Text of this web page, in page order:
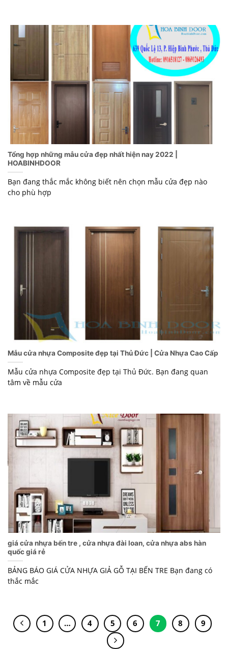
Tổng hợp những mẫu cửa đẹp nhất hiện nay 2022 |
HOABINHDOOR
Bạn đang thắc mắc không biết nên chọn mẫu cửa đẹp nào
cho phù hợp
Mẫu cửa nhựa Composite đẹp tại Thủ Đức | Cửa Nhựa Cao Cấp
Mẫu cửa nhựa Composite đẹp tại Thủ Đức. Bạn đang quan
tâm về mẫu cửa
giá cửa nhựa bến tre , cửa nhựa đài loan, cửa nhựa abs hàn
quốc giá rẻ
BẢNG BÁO GIÁ CỬA NHỰA GIẢ GỖ TẠI BẾN TRE Bạn đang có
thắc mắc
1 … 4 5 6 7 8 9